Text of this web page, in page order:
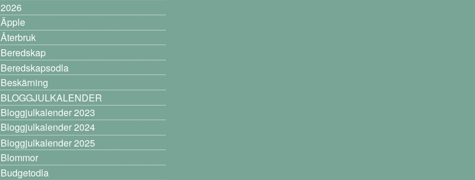
2026
Äpple
Återbruk
Beredskap
Beredskapsodla
Beskärning
BLOGGJULKALENDER
Bloggjulkalender 2023
Bloggjulkalender 2024
Bloggjulkalender 2025
Blommor
Budgetodla